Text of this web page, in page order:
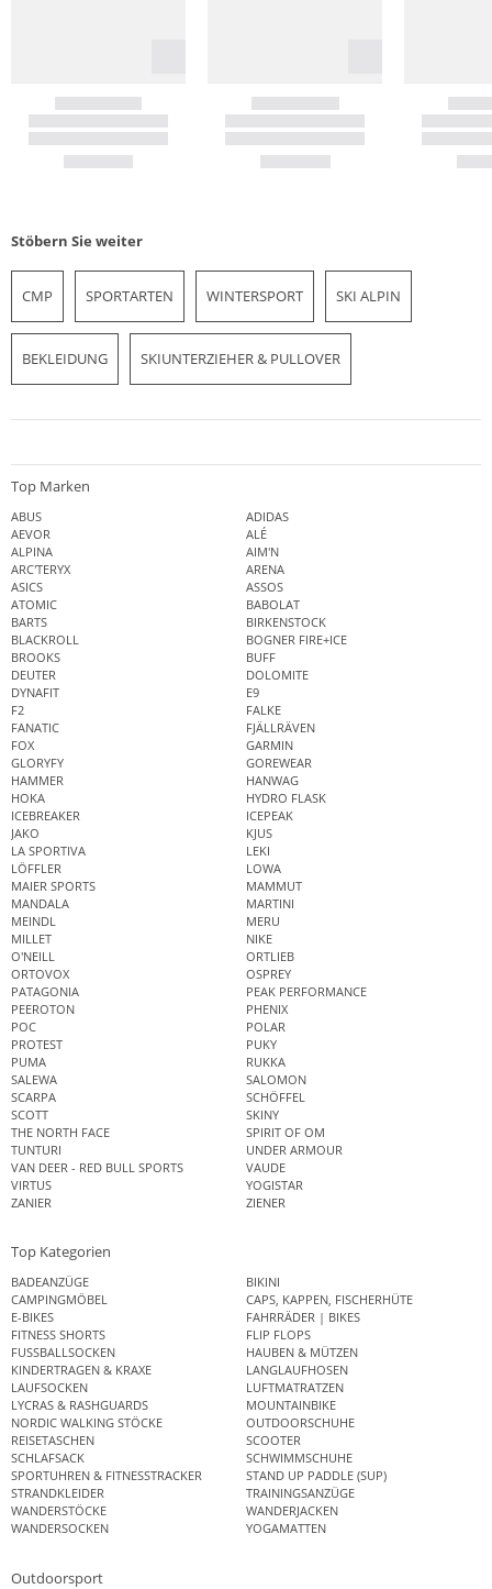
Stöbern Sie weiter
CMP SPORTARTEN WINTERSPORT SKI ALPIN
BEKLEIDUNG SKIUNTERZIEHER & PULLOVER
Top Marken
ABUS
ADIDAS
AEVOR
ALÉ
ALPINA
AIM'N
ARC'TERYX
ARENA
ASICS
ASSOS
ATOMIC
BABOLAT
BARTS
BIRKENSTOCK
BLACKROLL
BOGNER FIRE+ICE
BROOKS
BUFF
DEUTER
DOLOMITE
DYNAFIT
E9
F2
FALKE
FANATIC
FJÄLLRÄVEN
FOX
GARMIN
GLORYFY
GOREWEAR
HAMMER
HANWAG
HOKA
HYDRO FLASK
ICEBREAKER
ICEPEAK
JAKO
KJUS
LA SPORTIVA
LEKI
LÖFFLER
LOWA
MAIER SPORTS
MAMMUT
MANDALA
MARTINI
MEINDL
MERU
MILLET
NIKE
O'NEILL
ORTLIEB
ORTOVOX
OSPREY
PATAGONIA
PEAK PERFORMANCE
PEEROTON
PHENIX
POC
POLAR
PROTEST
PUKY
PUMA
RUKKA
SALEWA
SALOMON
SCARPA
SCHÖFFEL
SCOTT
SKINY
THE NORTH FACE
SPIRIT OF OM
TUNTURI
UNDER ARMOUR
VAN DEER - RED BULL SPORTS
VAUDE
VIRTUS
YOGISTAR
ZANIER
ZIENER
Top Kategorien
BADEANZÜGE
BIKINI
CAMPINGMÖBEL
CAPS, KAPPEN, FISCHERHÜTE
E-BIKES
FAHRRÄDER | BIKES
FITNESS SHORTS
FLIP FLOPS
FUSSBALLSOCKEN
HAUBEN & MÜTZEN
KINDERTRAGEN & KRAXE
LANGLAUFHOSEN
LAUFSOCKEN
LUFTMATRATZEN
LYCRAS & RASHGUARDS
MOUNTAINBIKE
NORDIC WALKING STÖCKE
OUTDOORSCHUHE
REISETASCHEN
SCOOTER
SCHLAFSACK
SCHWIMMSCHUHE
SPORTUHREN & FITNESSTRACKER
STAND UP PADDLE (SUP)
STRANDKLEIDER
TRAININGSANZÜGE
WANDERSTÖCKE
WANDERJACKEN
WANDERSOCKEN
YOGAMATTEN
Outdoorsport